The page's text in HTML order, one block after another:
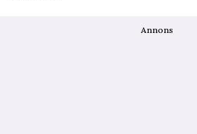
Annons